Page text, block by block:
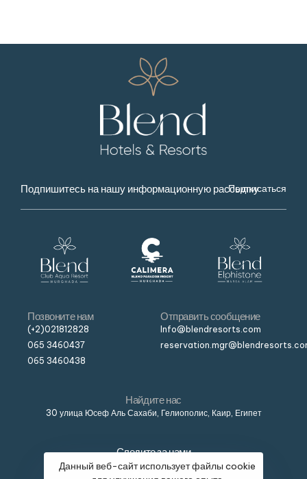
Подписаться
Позвоните нам
(+2)021812828
065 3460437
065 3460438
Отправить сообщение
Info@blendresorts.com
Найдите нас
30 улица Юсеф Аль Сахаби, Гелиополис, Каир, Египет
Следите за нами
Данный веб-сайт использует файлы cookie